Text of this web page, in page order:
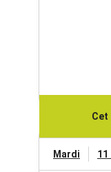
Cet
Mardi 11